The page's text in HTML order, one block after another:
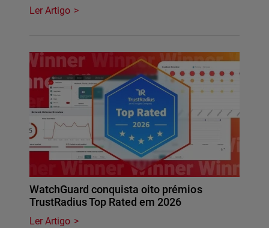
Ler Artigo
WatchGuard conquista oito prémios
TrustRadius Top Rated em 2026
Ler Artigo